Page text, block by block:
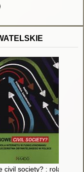
dzieci i młodzieży z
civil society? : rola